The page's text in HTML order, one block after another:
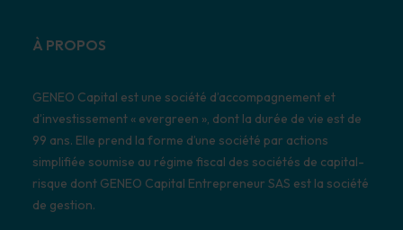
À PROPOS
GENEO Capital est une société d’accompagnement et
d’investissement « evergreen », dont la durée de vie est de
99 ans. Elle prend la forme d’une société par actions
simplifiée soumise au régime fiscal des sociétés de capital-
risque dont GENEO Capital Entrepreneur SAS est la société
de gestion.